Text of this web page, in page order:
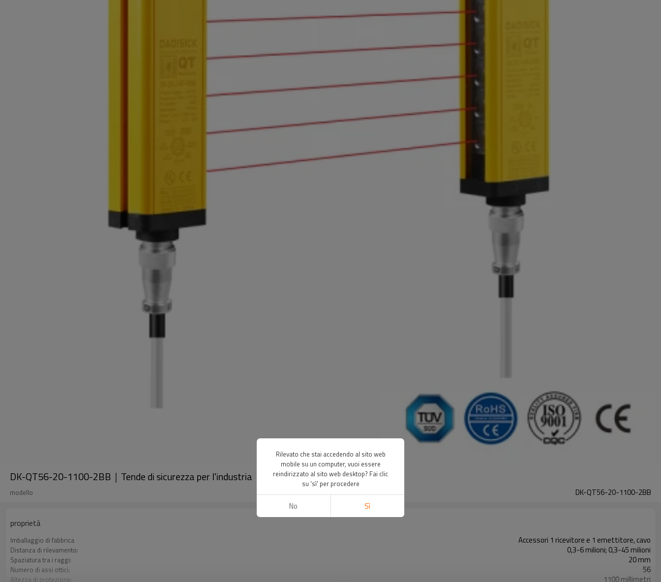
DK-QT56-20-1100-2BB｜Tende di sicurezza per l'industria｜DADISICK
modello DK-QT56-20-1100-2BB
proprietà
Imballaggio di fabbrica Accessori 1 ricevitore e 1 emettitore, cavo
Distanza di rilevamento: 0,3-6 milioni; 0,3-45 milioni
Spaziatura tra i raggi: 20 mm
Numero di assi ottici: 56
Altezza di protezione: 1100 millimetri
Rilevato che stai accedendo al sito web
mobile su un computer, vuoi essere
reindirizzato al sito web desktop? Fai clic
su 'sì' per procedere
No Sì